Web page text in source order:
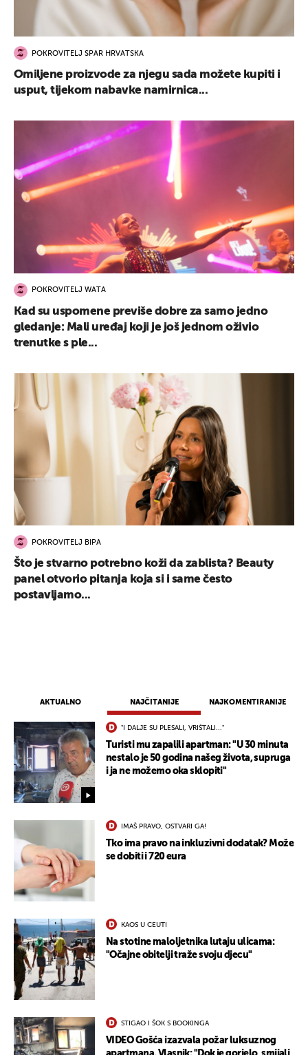
AKTUALNO NAJČITANIJE NAJKOMENTIRANIJE
"I DALJE SU PLESALI, VRIŠTALI..."
Turisti mu zapalili apartman: "U 30 minuta
nestalo je 50 godina našeg života, supruga
i ja ne možemo oka sklopiti"
IMAŠ PRAVO, OSTVARI GA!
Tko ima pravo na inkluzivni dodatak? Može
se dobiti i 720 eura
KAOS U CEUTI
Na stotine maloljetnika lutaju ulicama:
"Očajne obitelji traže svoju djecu"
STIGAO I ŠOK S BOOKINGA
VIDEO Gošća izazvala požar luksuznog
POKROVITELJ SPAR HRVATSKA
Omiljene proizvode za njegu sada možete kupiti i
usput, tijekom nabavke namirnica...
POKROVITELJ WATA
Kad su uspomene previše dobre za samo jedno
gledanje: Mali uređaj koji je još jednom oživio
trenutke s ple...
POKROVITELJ BIPA
Što je stvarno potrebno koži da zablista? Beauty
panel otvorio pitanja koja si i same često
postavljamo...